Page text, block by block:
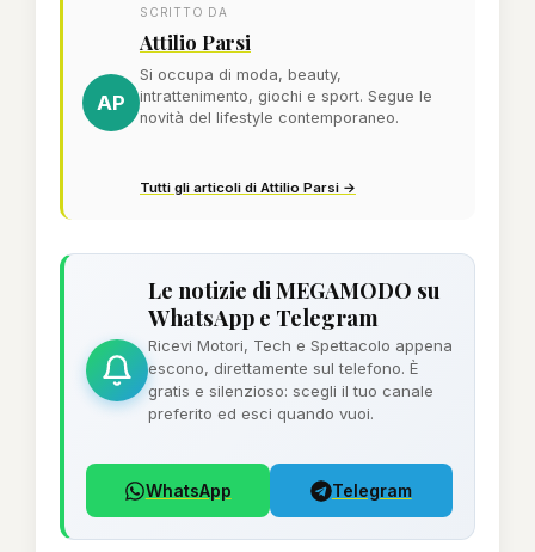
AP
SCRITTO DA
Attilio Parsi
Si occupa di moda, beauty,
intrattenimento, giochi e sport. Segue le
novità del lifestyle contemporaneo.
Tutti gli articoli di Attilio Parsi →
Le notizie di MEGAMODO su
WhatsApp e Telegram
Ricevi Motori, Tech e Spettacolo appena
escono, direttamente sul telefono. È
gratis e silenzioso: scegli il tuo canale
preferito ed esci quando vuoi.
WhatsApp Telegram